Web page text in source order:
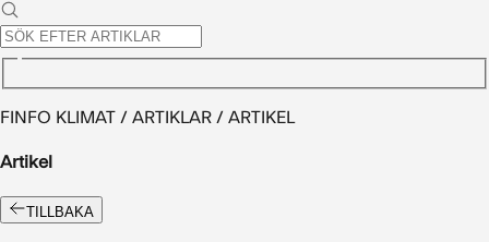
FINFO KLIMAT / ARTIKLAR / ARTIKEL
Artikel
TILLBAKA